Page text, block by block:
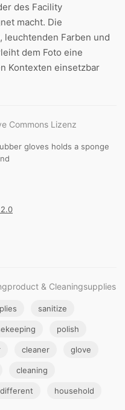
des Facility
macht. Die
leuchtenden Farben und
dem Foto eine
Kontexten einsetzbar
Commons Lizenz
gloves holds a sponge
& Cleaningsupplies
sanitize
polish
cleaner glove
cleaning
different household